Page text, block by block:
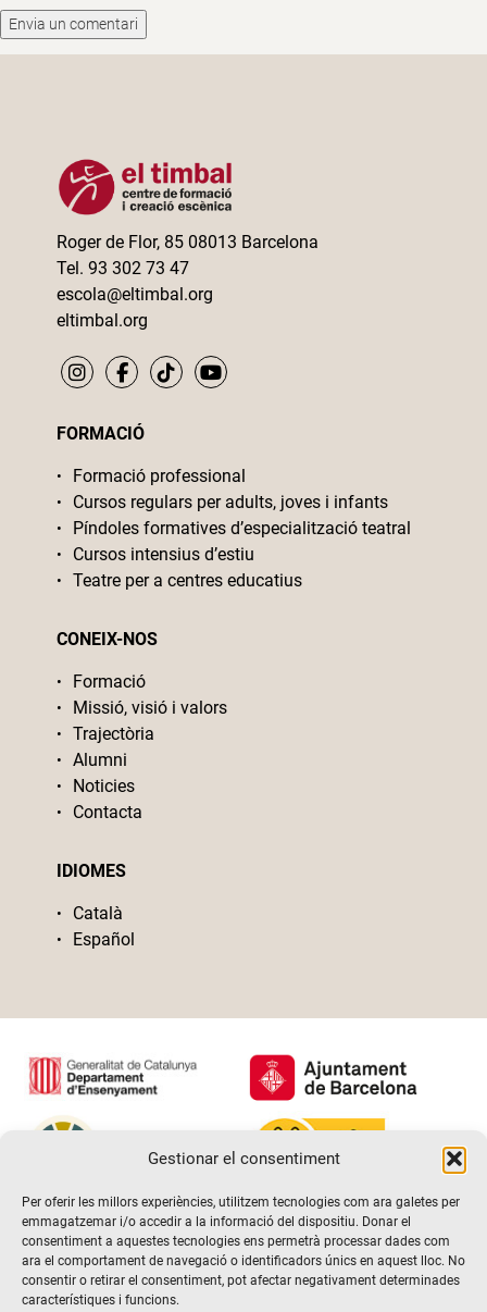
Gestionar el consentiment
Per oferir les millors experiències, utilitzem tecnologies com ara galetes per
emmagatzemar i/o accedir a la informació del dispositiu. Donar el
consentiment a aquestes tecnologies ens permetrà processar dades com
ara el comportament de navegació o identificadors únics en aquest lloc. No
consentir o retirar el consentiment, pot afectar negativament determinades
característiques i funcions.
Roger de Flor, 85 08013 Barcelona
Tel. 93 302 73 47
escola@eltimbal.org
eltimbal.org
FORMACIÓ
Formació professional
Cursos regulars per adults, joves i infants
Píndoles formatives d’especialització teatral
Cursos intensius d’estiu
Teatre per a centres educatius
CONEIX-NOS
Formació
Missió, visió i valors
Trajectòria
Alumni
Noticies
Contacta
IDIOMES
Català
Español